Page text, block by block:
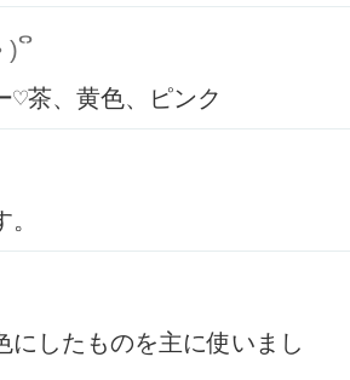
)ິ
♡茶、黄色、ピンク
にしたものを主に使いまし